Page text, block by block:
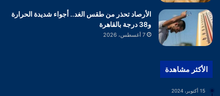
الأرصاد تحذر من طقس الغد.. أجواء شديدة الحرارة
و38 درجة بالقاهرة
7 أغسطس، 2026
الأكثر مشاهدة
15 أكتوبر، 2024